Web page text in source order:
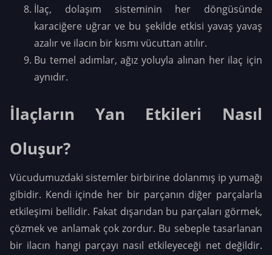
İlaç, dolaşım sisteminin her döngüsünde
karaciğere uğrar ve bu şekilde etkisi yavaş yavaş
azalır ve ilacın bir kısmı vücuttan atılır.
Bu temel adımlar, ağız yoluyla alınan her ilaç için
aynıdır.
İlaçların Yan Etkileri Nasıl
Oluşur?
Vücudumuzdaki sistemler birbirine dolanmış ip yumağı
gibidir. Kendi içinde her bir parçanın diğer parçalarla
etkileşimi bellidir. Fakat dışarıdan bu parçaları görmek,
çözmek ve anlamak çok zordur. Bu sebeple tasarlanan
bir ilacın hangi parçayı nasıl etkileyeceği net değildir.